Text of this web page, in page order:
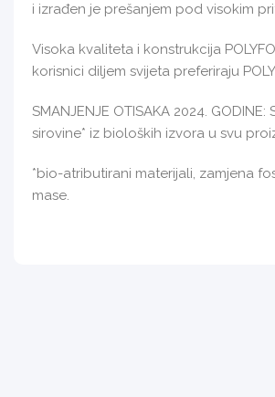
i izrađen je prešanjem pod visokim
Visoka kvaliteta i konstrukcija
korisnici diljem svijeta preferiraju
SMANJENJE OTISAKA 2024.
sirovine* iz bioloških izvora u svu
*bio-atributirani materijali, zamjena
mase.